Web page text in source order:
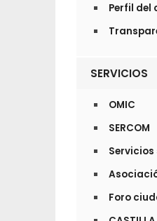
Perfil
SERVICIOS
OMIC
SERCOM
Foro